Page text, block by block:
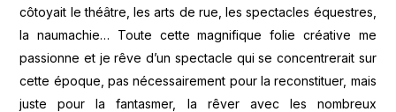
côtoyait le théâtre, les arts de rue, les spectacles équestres,
la naumachie… Toute cette magnifique folie créative me
passionne et je rêve d’un spectacle qui se concentrerait sur
cette époque, pas nécessairement pour la reconstituer, mais
juste pour la fantasmer, la rêver avec les nombreux